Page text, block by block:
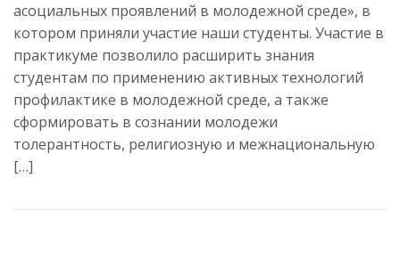
асоциальных проявлений в молодежной среде», в
котором приняли участие наши студенты. Участие в
практикуме позволило расширить знания
студентам по применению активных технологий
профилактике в молодежной среде, а также
сформировать в сознании молодежи
толерантность, религиозную и межнациональную
[…]